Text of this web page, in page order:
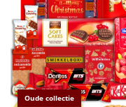
€50 tot €55
€55 tot €75
€75 tot €100
Oude collectie